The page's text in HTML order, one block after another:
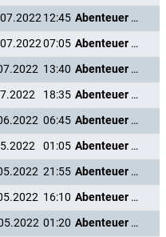
12:45
Abenteuer Karibik
07:05
Abenteuer Karibik
13:40
Abenteuer Karibik
18:35
Abenteuer Karibik
06:45
Abenteuer Karibik
01:05
Abenteuer Karibik
21:55
Abenteuer Karibik
16:10
Abenteuer Karibik
01:20
Abenteuer Karibik